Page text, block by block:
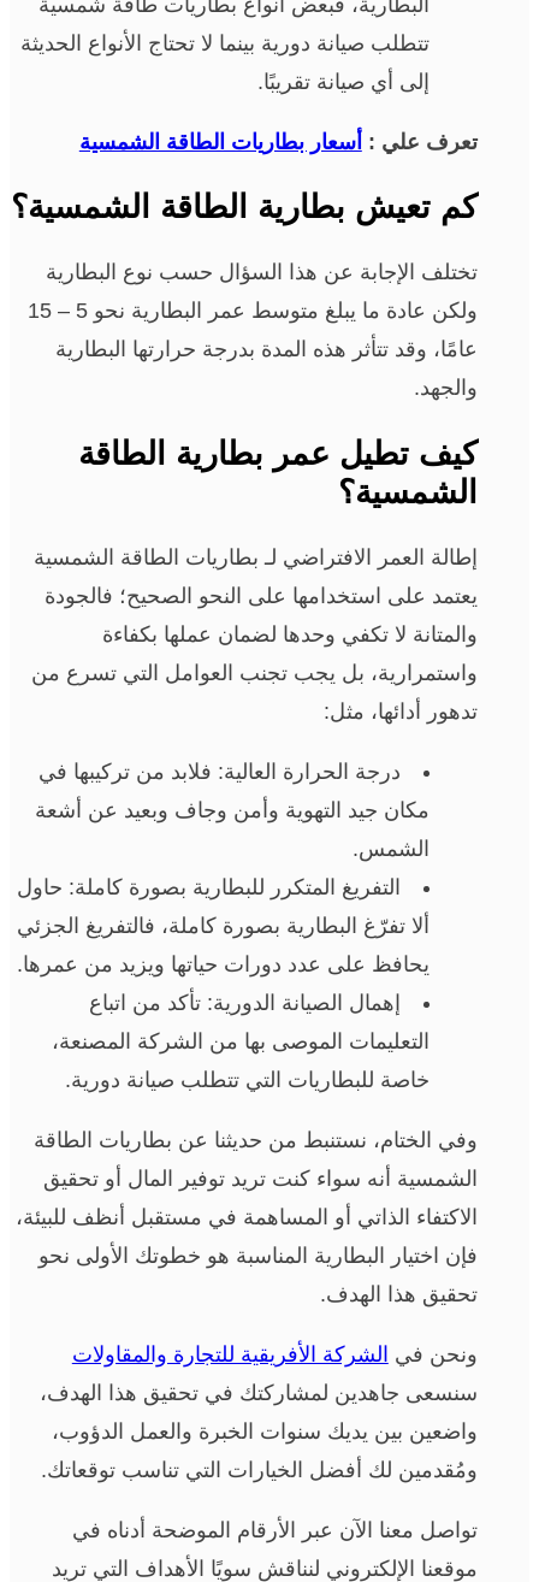
تتطلب صيانة دورية بينما لا تحتاج الأنواع الحديثة
إلى أي صيانة تقريبًا.
تعرف علي : أسعار بطاريات الطاقة الشمسية
كم تعيش بطارية الطاقة الشمسية؟
تختلف الإجابة عن هذا السؤال حسب نوع البطارية
ولكن عادة ما يبلغ متوسط عمر البطارية نحو 5 – 15
عامًا، وقد تتأثر هذه المدة بدرجة حرارتها البطارية
والجهد.
كيف تطيل عمر بطارية الطاقة
الشمسية؟
إطالة العمر الافتراضي لـ بطاريات الطاقة الشمسية
يعتمد على استخدامها على النحو الصحيح؛ فالجودة
والمتانة لا تكفي وحدها لضمان عملها بكفاءة
واستمرارية، بل يجب تجنب العوامل التي تسرع من
تدهور أدائها، مثل:
درجة الحرارة العالية: فلابد من تركيبها في
مكان جيد التهوية وأمن وجاف وبعيد عن أشعة
الشمس.
التفريغ المتكرر للبطارية بصورة كاملة: حاول
ألا تفرّغ البطارية بصورة كاملة، فالتفريغ الجزئي
يحافظ على عدد دورات حياتها ويزيد من عمرها.
إهمال الصيانة الدورية: تأكد من اتباع
التعليمات الموصى بها من الشركة المصنعة،
خاصة للبطاريات التي تتطلب صيانة دورية.
وفي الختام، نستنبط من حديثنا عن بطاريات الطاقة
الشمسية أنه سواء كنت تريد توفير المال أو تحقيق
الاكتفاء الذاتي أو المساهمة في مستقبل أنظف للبيئة،
فإن اختيار البطارية المناسبة هو خطوتك الأولى نحو
تحقيق هذا الهدف.
ونحن في الشركة الأفريقية للتجارة والمقاولات
سنسعى جاهدين لمشاركتك في تحقيق هذا الهدف،
واضعين بين يديك سنوات الخبرة والعمل الدؤوب،
ومُقدمين لك أفضل الخيارات التي تناسب توقعاتك.
تواصل معنا الآن عبر الأرقام الموضحة أدناه في
موقعنا الإلكتروني لنناقش سويًا الأهداف التي تريد